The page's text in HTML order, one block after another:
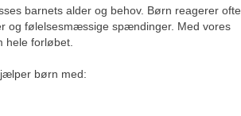
barnets alder og behov. Børn reagerer ofte
og følelsesmæssige spændinger. Med vores
hele forløbet.
børn med: